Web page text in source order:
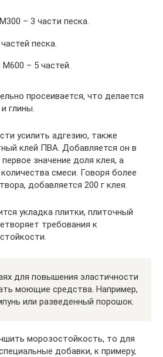
– 3 части песка.
песка.
– 5 частей.
просеивается, что делается
глины.
усилить адгезию, также
клей ПВА. Добавляется он в
значение доля клея, а
смеси. Говоря более
добавляется 200 г клея.
укладка плитки, плиточный
требования к
для повышения эластичности
моющие средства. Например,
или разведенный порошок.
морозостойкость, то для
добавки, к примеру,